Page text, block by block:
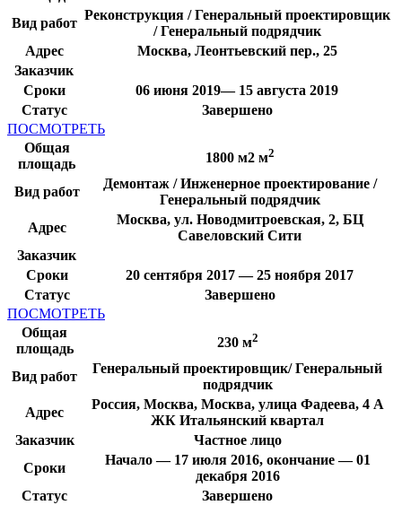
Вид работ
Реконструкция / Генеральный проектировщик
/ Генеральный подрядчик
Адрес
Москва, Леонтьевский пер., 25
Заказчик
Сроки
06 июня 2019— 15 августа 2019
Статус
Завершено
ПОСМОТРЕТЬ
Общая
площадь
1800 м2 м2
Вид работ
Демонтаж / Инженерное проектирование /
Генеральный подрядчик
Адрес
Москва, ул. Новодмитроевская, 2, БЦ
Савеловский Сити
Заказчик
Сроки
20 сентября 2017 — 25 ноября 2017
Статус
Завершено
ПОСМОТРЕТЬ
Общая
площадь
230 м2
Вид работ
Генеральный проектировщик/ Генеральный
подрядчик
Адрес
Россия, Москва, Москва, улица Фадеева, 4 А
ЖК Итальянский квартал
Заказчик
Частное лицо
Сроки
Начало — 17 июля 2016, окончание — 01
декабря 2016
Статус
Завершено